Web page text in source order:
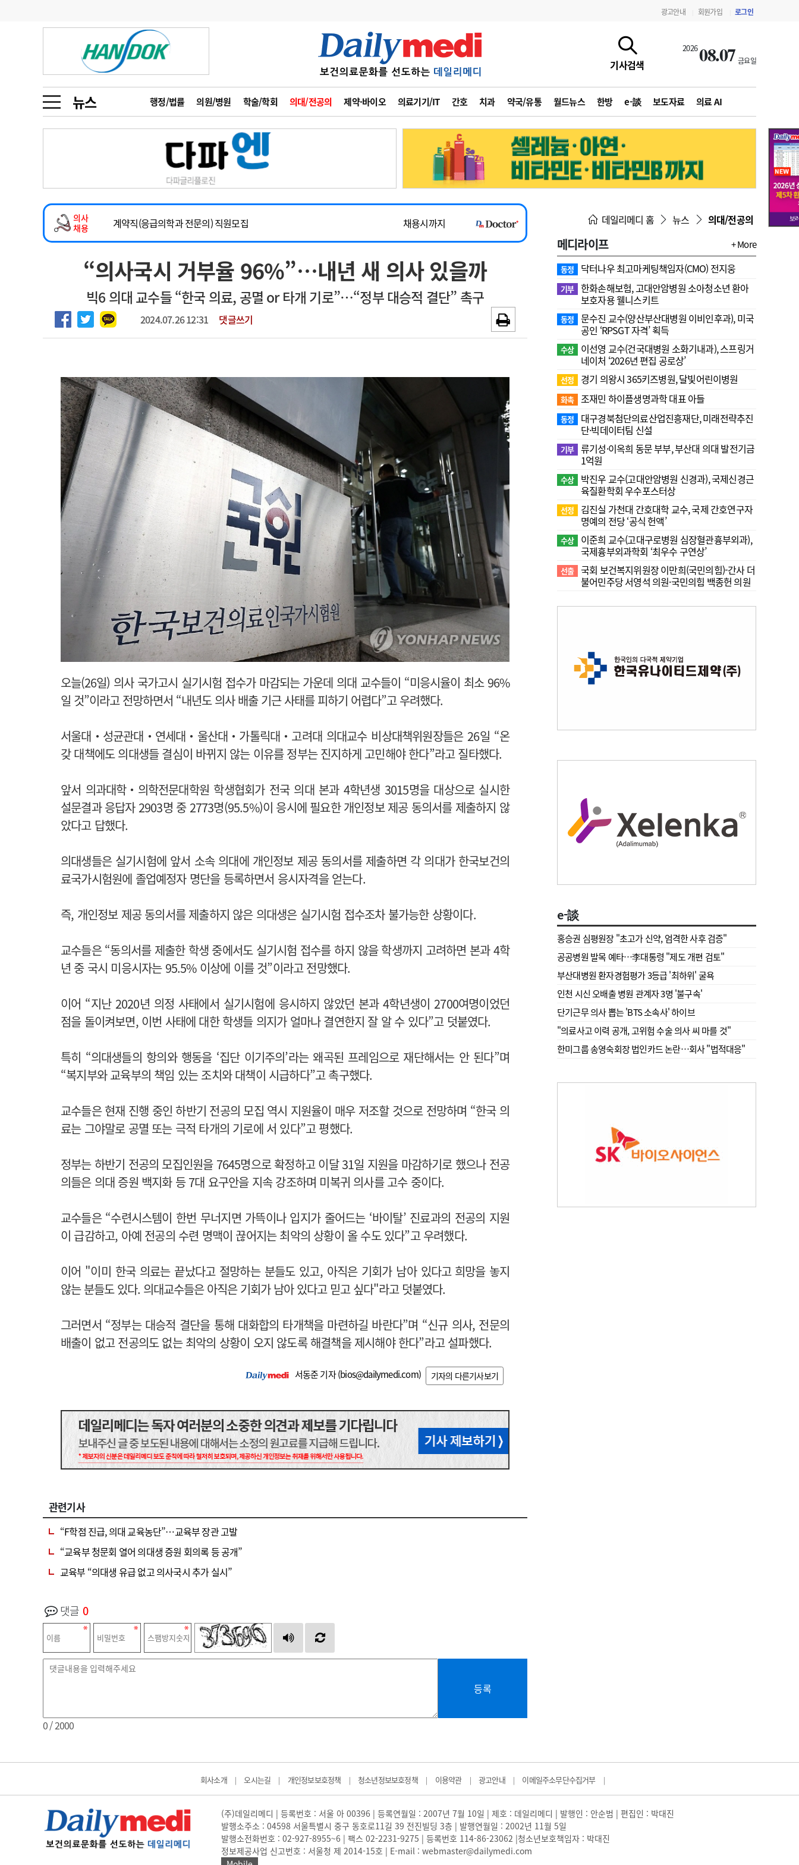
광고안내 회원가입 로그인
기사검색
202608.07 금요일
뉴스 행정/법률 의원/병원 학술/학회 의대/전공의 제약·바이오 의료기기/IT 간호 치과 약국/유통 월드뉴스 한방 e-談 보도자료 의료 AI
금주의 검색어
1
의사인력 수급 추계
2
성분명 처방
3
AI의료
4
전공의 모집 결과
6
관리급여 실시
지필공 지원책
수련환경 개선
의과대학 입시
인사 사고
오피니언 수첩
인물 초대석 피플
동영상뉴스
포토뉴스
메디 Hospital 지역병원 중소병원
인포메이션 행정처분 판례 정책/통계 공시 지침·기준·평가 약제급여 심사 결과
회사소개 법적고지 광고안내
의사
채용
2026년 하반기 인턴 모집
~2026-08-31
마취통증의학과 임기제 임상의사 채용
채용시까지
계약직(응급의학과 전문의) 직원모집
채용시까지
하반기 전공의(레지던트1년차) 모집
~2026-08-15
2026년 하반기 인턴 모집
~2026-08-31
마취통증의학과 임기제 임상의사 채용
채용시까지
“의사국시 거부율 96%”…내년 새 의사 있을까
빅6 의대 교수들 “한국 의료, 공멸 or 타개 기로”…“정부 대승적 결단” 촉구
2024.07.26 12:31 댓글쓰기
오늘(26일) 의사 국가고시 실기시험 접수가 마감되는 가운데 의대 교수들이 “미응시율이 최소 96%
일 것”이라고 전망하면서 “내년도 의사 배출 기근 사태를 피하기 어렵다”고 우려했다.
서울대‧성균관대‧연세대‧울산대‧가톨릭대‧고려대 의대교수 비상대책위원장들은 26일 “온
갖 대책에도 의대생들 결심이 바뀌지 않는 이유를 정부는 진지하게 고민해야 한다”라고 질타했다.
앞서 의과대학‧의학전문대학원 학생협회가 전국 의대 본과 4학년생 3015명을 대상으로 실시한
설문결과 응답자 2903명 중 2773명(95.5%)이 응시에 필요한 개인정보 제공 동의서를 제출하지 않
았다고 답했다.
의대생들은 실기시험에 앞서 소속 의대에 개인정보 제공 동의서를 제출하면 각 의대가 한국보건의
료국가시험원에 졸업예정자 명단을 등록하면서 응시자격을 얻는다.
즉, 개인정보 제공 동의서를 제출하지 않은 의대생은 실기시험 접수조차 불가능한 상황이다.
교수들은 “동의서를 제출한 학생 중에서도 실기시험 접수를 하지 않을 학생까지 고려하면 본과 4학
년 중 국시 미응시자는 95.5% 이상에 이를 것”이라고 전망했다.
이어 “지난 2020년 의정 사태에서 실기시험에 응시하지 않았던 본과 4학년생이 2700여명이었던
점을 돌이켜보면, 이번 사태에 대한 학생들 의지가 얼마나 결연한지 잘 알 수 있다”고 덧붙였다.
특히 “의대생들의 항의와 행동을 ‘집단 이기주의’라는 왜곡된 프레임으로 재단해서는 안 된다”며
“복지부와 교육부의 책임 있는 조치와 대책이 시급하다”고 촉구했다.
교수들은 현재 진행 중인 하반기 전공의 모집 역시 지원율이 매우 저조할 것으로 전망하며 “한국 의
료는 그야말로 공멸 또는 극적 타개의 기로에 서 있다”고 평했다.
정부는 하반기 전공의 모집인원을 7645명으로 확정하고 이달 31일 지원을 마감하기로 했으나 전공
의들은 의대 증원 백지화 등 7대 요구안을 지속 강조하며 미복귀 의사를 고수 중이다.
교수들은 “수련시스템이 한번 무너지면 가뜩이나 입지가 줄어드는 ‘바이탈’ 진료과의 전공의 지원
이 급감하고, 아예 전공의 수련 명맥이 끊어지는 최악의 상황이 올 수도 있다”고 우려했다.
이어 "이미 한국 의료는 끝났다고 절망하는 분들도 있고, 아직은 기회가 남아 있다고 희망을 놓지
않는 분들도 있다. 의대교수들은 아직은 기회가 남아 있다고 믿고 싶다"라고 덧붙였다.
그러면서 “정부는 대승적 결단을 통해 대화합의 타개책을 마련하길 바란다”며 “신규 의사, 전문의
배출이 없고 전공의도 없는 최악의 상황이 오지 않도록 해결책을 제시해야 한다”라고 설파했다.
서동준 기자 (bios@dailymedi.com) 기자의 다른기사보기
관련기사
“F학점 진급, 의대 교육농단”…교육부 장관 고발
“교육부 청문회 열어 의대생 증원 회의록 등 공개”
교육부 “의대생 유급 없고 의사국시 추가 실시”
댓글 0
등록
0/ 2000
데일리메디 홈 뉴스 의대/전공의
메디라이프 + More
동정 닥터나우 최고마케팅책임자(CMO) 전지웅
기부 한화손해보험, 고대안암병원 소아청소년 환아
보호자용 웰니스키트
동정
문수진 교수( 양산부산대병원 이비인후과), 미국
공인 ‘RPSGT 자격’ 획득
수상
이선영 교수(건국대병원 소화기내과), 스프링거
네이처 ‘2026년 편집 공로상’
선정 경기 의왕시 365키즈병원, 달빛어린이병원
화촉 조재민 하이플생명과학 대표 아들
동정
대구경북첨단의료산업진흥재단, 미래전략추진
단·빅데이터팀 신설
기부 류기성·이옥희 동문 부부, 부산대 의대 발전기금
1억원
수상
박진우 교수(고대안암병원 신경과), 국제신경근
육질환학회 우수포스터상
선정
김진실 가천대 간호대학 교수, 국제 간호연구자
명예의 전당 ‘공식 헌액’
수상
이준희 교수(고대구로병원 심장혈관흉부외과),
국제흉부외과학회 ‘최우수 구연상’
선출 국회 보건복지위원장 이만희(국민의힘)-간사 더
불어민주당 서영석 의원·국민의힘 백종헌 의원
e-談
홍승권 심평원장 " 초고가 신약, 엄격한 사후 검증"
공공병원 발목 예타…李대통령 "제도 개편 검토"
부산대병원 환자경험평가 3등급 '최하위' 굴욕
인천 시신 오배출 병원 관계자 3명 '불구속'
단기근무 의사 뽑는 'BTS 소속사' 하이브
"의료사고 이력 공개, 고위험 수술 의사 씨 마를 것"
한미그룹 송영숙회장 법인카드 논란…회사 "법적대응"
회사소개 | 오시는길 | 개인정보보호정책 | 청소년정보보호정책 | 이용약관 | 광고안내 | 이메일주소무단수집거부 |
(주)데일리메디 | 등록번호 : 서울 아 00396 | 등록연월일 : 2007년 7월 10일 | 제호 : 데일리메디 | 발행인 : 안순범 | 편집인 : 박대진
발행소주소 : 04598 서울특별시 중구 동호로11길 39 전진빌딩 3층 | 발행연월일 : 2002년 11월 5일
발행소전화번호 : 02-927-8955~6 | 팩스 02-2231-9275 | 등록번호 114-86-23062 |청소년보호책임자 : 박대진
정보제공사업 신고번호 : 서울청 제 2014-15호 | E-mail : webmaster@dailymedi.com